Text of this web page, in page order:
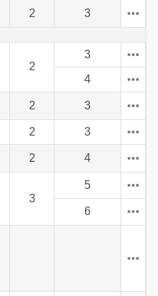
2
3
2
3
4
2 3
2
3
2
4
3
5
6